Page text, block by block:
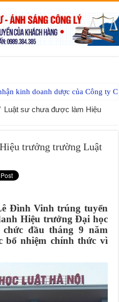
kinh doanh dược của Công ty
Luật sư chưa được làm Hiệu
trưởng trường Luật
Đình Vinh trúng tuyển
Hiệu trưởng Đại học
đầu tháng 9 năm
bổ nhiệm chính thức vì